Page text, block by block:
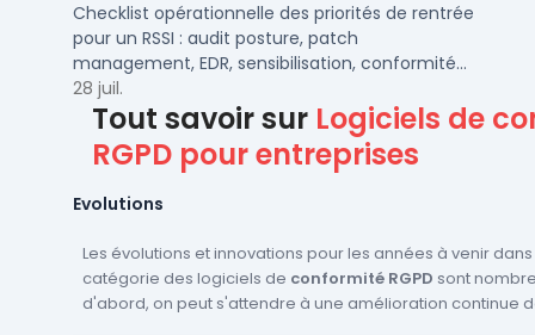
Checklist opérationnelle des priorités de rentrée
pour un RSSI : audit posture, patch
management, EDR, sensibilisation, conformité
NIS2 et plan de continuité.
28 juil.
Tout savoir sur Logiciels de
RGPD pour entreprises
Evolutions
Les évolutions et innovations pour les années à venir
catégorie des logiciels de conformité RGPD sont
d'abord, on peut s'attendre à une amélioration continue